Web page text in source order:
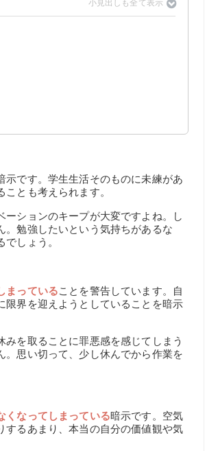
示です。学生生活そのものに未練があ
とも考えられます。
ションのキープが大変ですよね。し
。勉強したいという気持ちがあるな
しょう。
まっていることを警告しています。自
限界を迎えようとしていることを暗示
を取ることに罪悪感を感じてしまう
思い切って、少し休んでから作業を
くなってしまっている暗示です。空気
するあまり、本当の自分の価値観や気